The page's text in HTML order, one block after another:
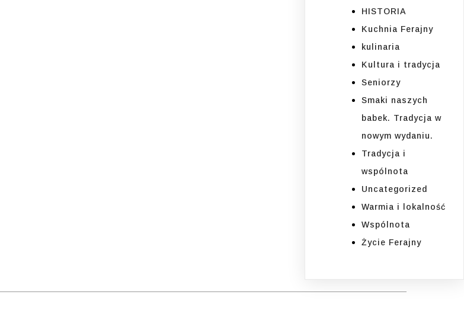
HISTORIA
Kuchnia Ferajny
kulinaria
Kultura i tradycja
Seniorzy
Smaki naszych
babek. Tradycja w
nowym wydaniu.
Tradycja i
wspólnota
Uncategorized
Warmia i lokalność
Wspólnota
Życie Ferajny